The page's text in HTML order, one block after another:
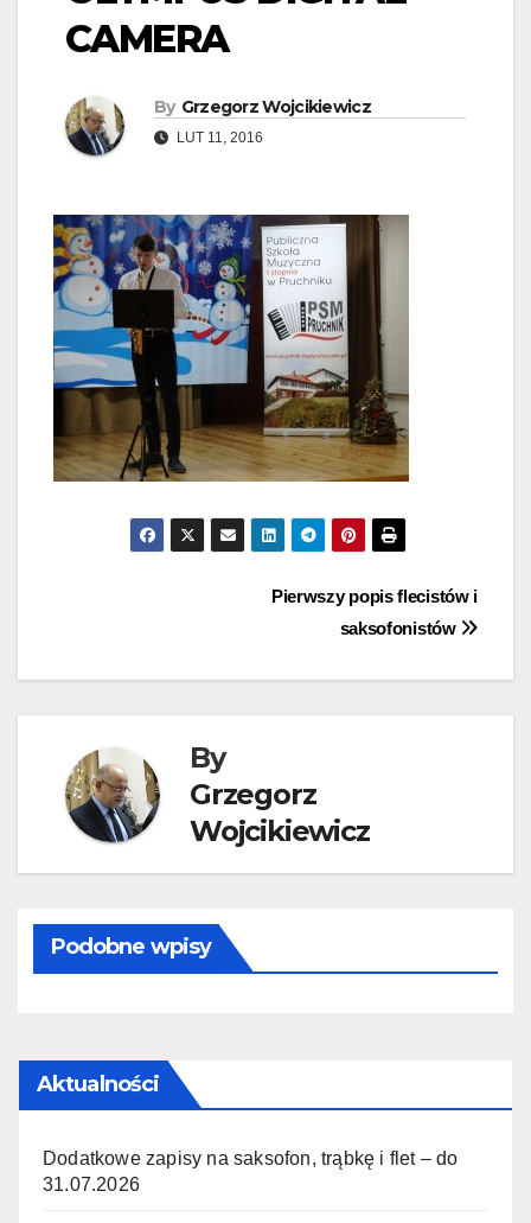
CAMERA
By Grzegorz Wojcikiewicz
LUT 11, 2016
Pierwszy popis flecistów i
saksofonistów
By
Grzegorz
Wojcikiewicz
Podobne wpisy
Aktualności
Dodatkowe zapisy na saksofon, trąbkę i flet – do
31.07.2026